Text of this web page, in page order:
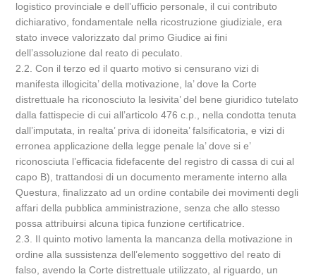
logistico provinciale e dell’ufficio personale, il cui contributo
dichiarativo, fondamentale nella ricostruzione giudiziale, era
stato invece valorizzato dal primo Giudice ai fini
dell’assoluzione dal reato di peculato.
2.2. Con il terzo ed il quarto motivo si censurano vizi di
manifesta illogicita’ della motivazione, la’ dove la Corte
distrettuale ha riconosciuto la lesivita’ del bene giuridico tutelato
dalla fattispecie di cui all’articolo 476 c.p., nella condotta tenuta
dall’imputata, in realta’ priva di idoneita’ falsificatoria, e vizi di
erronea applicazione della legge penale la’ dove si e’
riconosciuta l’efficacia fidefacente del registro di cassa di cui al
capo B), trattandosi di un documento meramente interno alla
Questura, finalizzato ad un ordine contabile dei movimenti degli
affari della pubblica amministrazione, senza che allo stesso
possa attribuirsi alcuna tipica funzione certificatrice.
2.3. Il quinto motivo lamenta la mancanza della motivazione in
ordine alla sussistenza dell’elemento soggettivo del reato di
falso, avendo la Corte distrettuale utilizzato, al riguardo, un